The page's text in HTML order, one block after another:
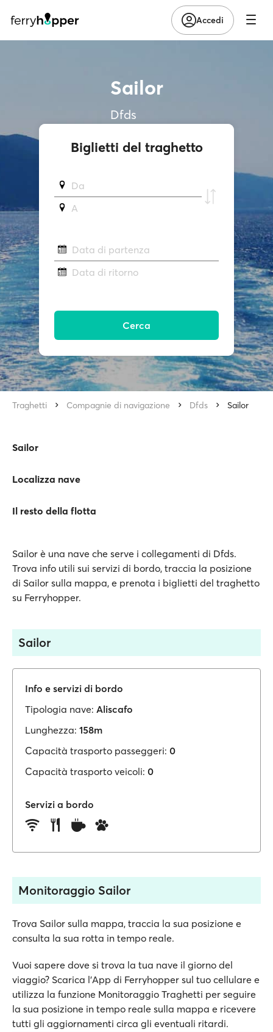
Accedi
Sailor
Dfds
Biglietti del traghetto
Da
A
Data di partenza
Data di ritorno
Cerca
Traghetti Compagnie di navigazione Dfds Sailor
Sailor
Localizza nave
Il resto della flotta
Sailor è una nave che serve i collegamenti di Dfds.
Trova info utili sui servizi di bordo, traccia la posizione
di Sailor sulla mappa, e prenota i biglietti del traghetto
su Ferryhopper.
Sailor
Info e servizi di bordo
Tipologia nave: Aliscafo
Lunghezza: 158m
Capacità trasporto passeggeri: 0
Capacità trasporto veicoli: 0
Servizi a bordo
Monitoraggio Sailor
Trova Sailor sulla mappa, traccia la sua posizione e
consulta la sua rotta in tempo reale.
Vuoi sapere dove si trova la tua nave il giorno del
viaggio? Scarica l'App di Ferryhopper sul tuo cellulare e
utilizza la funzione Monitoraggio Traghetti per seguire
la sua posizione in tempo reale sulla mappa e ricevere
tutti gli aggiornamenti circa gli eventuali ritardi.